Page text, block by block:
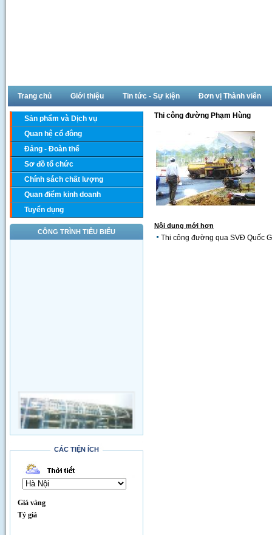
Trang chủ Giới thiệu Tin tức - Sự kiện Đơn vị Thành viên
Sản phẩm và Dịch vụ
Quan hệ cổ đông
Đảng - Đoàn thể
Sơ đồ tổ chức
Chính sách chất lượng
Quan điểm kinh doanh
Tuyển dụng
CÔNG TRÌNH TIÊU BIỂU
Thi công đường qua SVĐ Quốc Gia
CÁC TIỆN ÍCH
Giá vàng
Tỷ giá
Thi công đường Phạm Hùng
Nội dung mới hơn
Thi công đường qua SVĐ Quốc